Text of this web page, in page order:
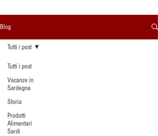
Blog
Tutti i post
Vacanze in
Sardegna
Storia
Prodotti
Alimentari
Sardi
Tutti i post